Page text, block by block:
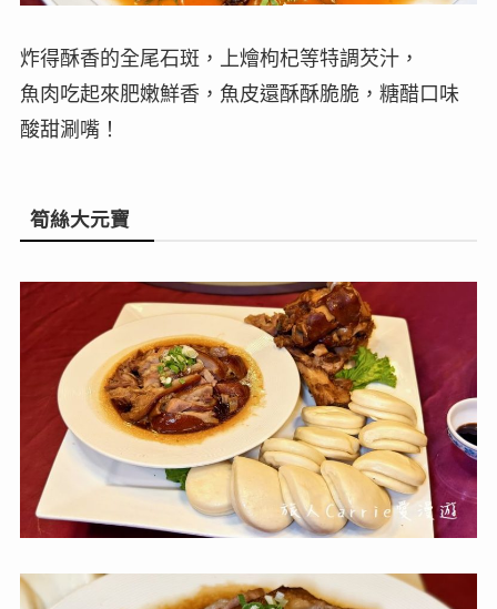
炸得酥香的全尾石斑，上燴枸杞等特調芡汁，
魚肉吃起來肥嫩鮮香，魚皮還酥酥脆脆，糖醋口味
酸甜涮嘴！
筍絲大元寶